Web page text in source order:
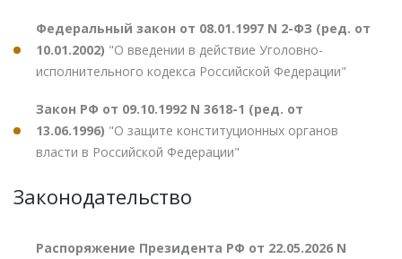
Федеральный закон от 08.01.1997 N 2-ФЗ (ред. от
10.01.2002) "О введении в действие Уголовно-
исполнительного кодекса Российской Федерации"
Закон РФ от 09.10.1992 N 3618-1 (ред. от
13.06.1996) "О защите конституционных органов
власти в Российской Федерации"
Законодательство
Распоряжение Президента РФ от 22.05.2026 N